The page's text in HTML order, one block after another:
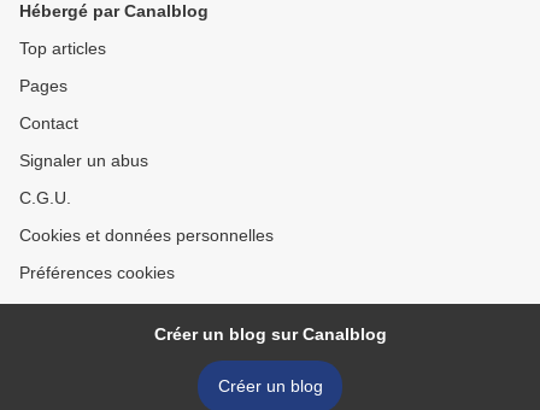
Hébergé par Canalblog
Top articles
Pages
Contact
Signaler un abus
C.G.U.
Cookies et données personnelles
Préférences cookies
Créer un blog sur Canalblog
Créer un blog